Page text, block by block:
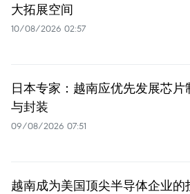
大拓展空间
10/08/2026 02:57
日本专家：越南应优先发展芯片
与封装
09/08/2026 07:51
越南成为美国顶尖半导体企业的